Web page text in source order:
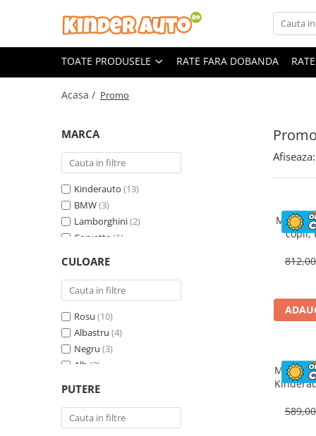
Toate Produsele
Produse in stoc
Masinute electrice
ATV & UTV Electrice
Vehicule electrice adulti
Vehicule speciale copii
Motociclete Drift-Trike
Masinute electrice Mercedes
Masinute electrice tip SUV
Piese & Accesorii
Jucarii RC cu telecomanda
TOATE PRODUSELE RATE FARA DOBANDA
Acasa / Promo
Promo
MARCA
Kinderauto (13)
BMW(3)
Lamborghini(2)
Corvette (1)
Mercedes
CULOARE
Rosu (10)
Albastru (4)
Negru (3)
Alb (2)
Galben
PUTERE
Afiseaza:
copii,